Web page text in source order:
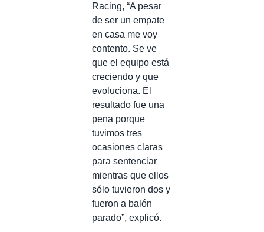
Racing, “A pesar
de ser un empate
en casa me voy
contento. Se ve
que el equipo está
creciendo y que
evoluciona. El
resultado fue una
pena porque
tuvimos tres
ocasiones claras
para sentenciar
mientras que ellos
sólo tuvieron dos y
fueron a balón
parado”, explicó.